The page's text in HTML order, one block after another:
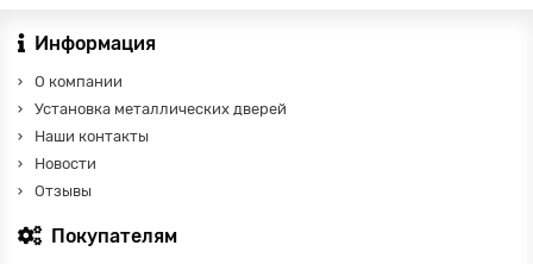
Информация
О компании
Установка металлических дверей
Наши контакты
Новости
Отзывы
Покупателям